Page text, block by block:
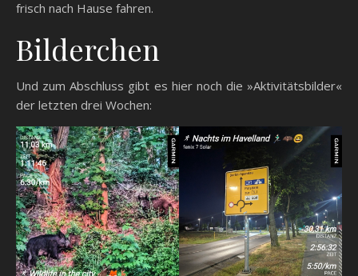
frisch nach Hause fahren.
Bilderchen
Und zum Abschluss gibt es hier noch die »Aktivitätsbilder«
der letzten drei Wochen: